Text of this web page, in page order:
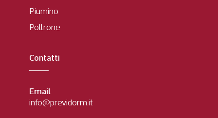
Piumino
Poltrone
Contatti
Email
info@previdorm.it